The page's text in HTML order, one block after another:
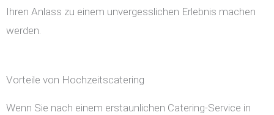
Ihren Anlass zu einem unvergesslichen Erlebnis machen
werden.
Vorteile von Hochzeitscatering
Wenn Sie nach einem erstaunlichen Catering-Service in